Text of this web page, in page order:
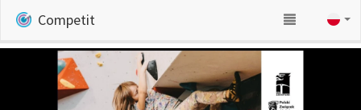
Competit